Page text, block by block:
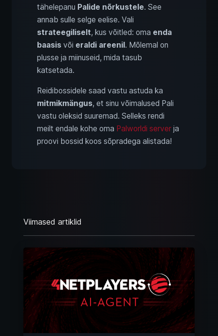
tähelepanu Palide nõrkustele. See
annab sulle selge eelise. Vali
strateegiliselt, kus võitled: oma enda
baasis või eraldi areenil. Mõlemal on
plusse ja miinuseid, mida tasub
katsetada.
Reidibossidele saad vastu astuda ka
mitmikmängus, et sinu võimalused Pali
vastu oleksid suuremad. Selleks rendi
meilt endale kohe oma Palworldi server ja
proovi bossid koos sõpradega alistada!
Viimased artiklid